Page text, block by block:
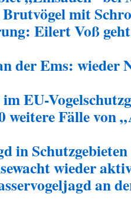
mit
Eilert Voß
der Ems: wieder
EU-
weitere Fälle von
in
wieder
an